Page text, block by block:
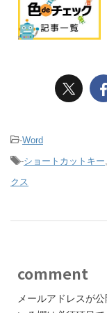
-Word
-ショートカットキー
クス
comment
メールアドレスが